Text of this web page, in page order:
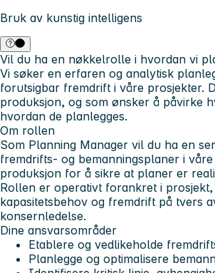
Bruk av kunstig intelligens
Vil du ha en nøkkelrolle i hvordan vi
Vi søker en erfaren og analytisk
forutsigbar fremdrift i våre prosjekter.
produksjon, og som ønsker å påvirke
hvordan de planlegges.
Om rollen
Som Planning Manager vil du ha en
fremdrifts- og bemanningsplaner i
produksjon for å sikre at planer er
Rollen er operativt forankret i
kapasitetsbehov og fremdrift på tvers
konsernledelse.
Dine ansvarsområder
Etablere og vedlikeholde
Planlegge og optimalisere